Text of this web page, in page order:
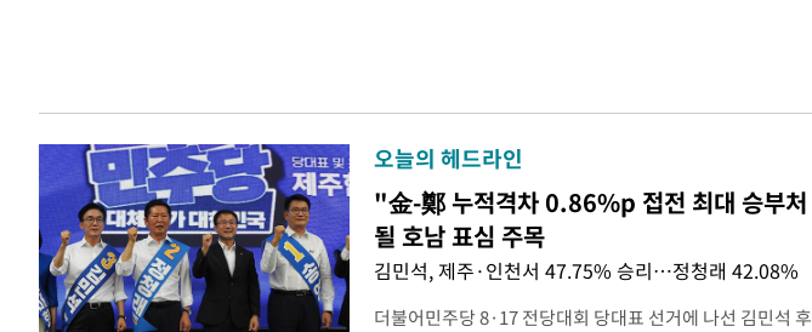
오늘의 헤드라인
"金-鄭 누적격차 0.86%p 접전 최대 승부처
될 호남 표심 주목
김민석, 제주·인천서 47.75% 승리…정청래 42.08%
더불어민주당 8·17 전당대회 당대표 선거에 나선 김민석 후